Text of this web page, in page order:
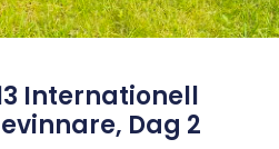
Internationell
Dag 2